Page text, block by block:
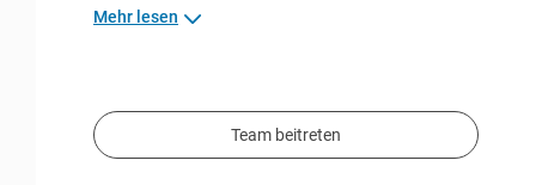
Mehr lesen
Team beitreten